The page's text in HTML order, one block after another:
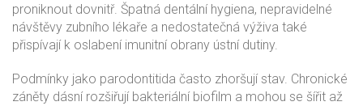
proniknout dovnitř. Špatná dentální hygiena, nepravidelné
návštěvy zubního lékaře a nedostatečná výživa také
přispívají k oslabení imunitní obrany ústní dutiny.
Podmínky jako parodontitida často zhoršují stav. Chronické
záněty dásní rozšiřují bakteriální biofilm a mohou se šířit až